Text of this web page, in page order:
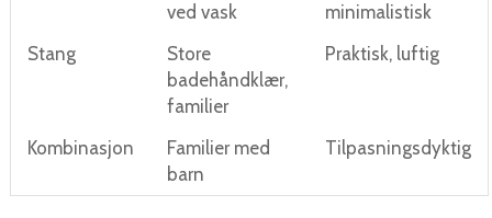
ved vask
minimalistisk
Stang
Store
badehåndklær,
familier
Praktisk, luftig
Kombinasjon
Familier med
barn
Tilpasningsdyktig